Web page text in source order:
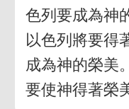
色列要成為神
以色列將要得
成為神的榮美
要使神得著榮